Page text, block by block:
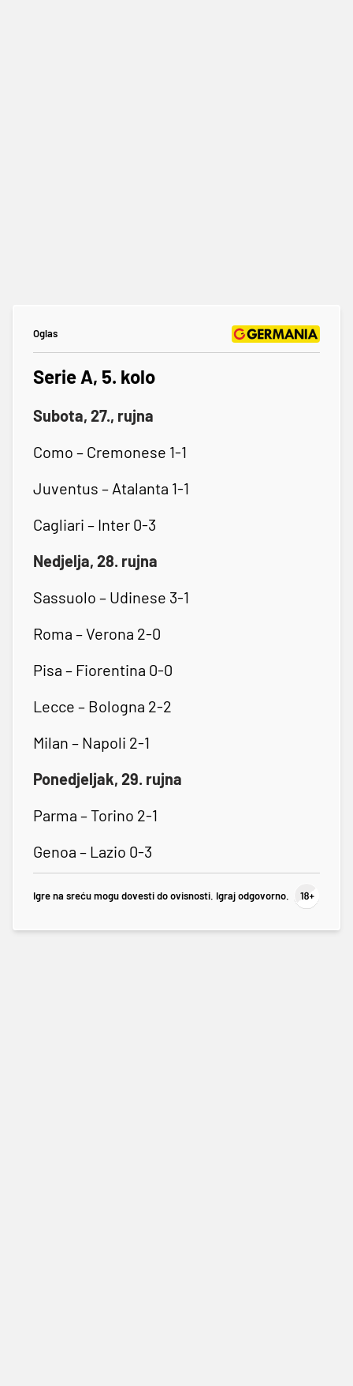
Oglas
Serie A, 5. kolo
Subota, 27., rujna
Como – Cremonese 1-1
Juventus – Atalanta 1-1
Cagliari – Inter 0-3
Nedjelja, 28. rujna
Sassuolo – Udinese 3-1
Roma – Verona 2-0
Pisa – Fiorentina 0-0
Lecce – Bologna 2-2
Milan – Napoli 2-1
Ponedjeljak, 29. rujna
Parma – Torino 2-1
Genoa – Lazio 0-3
Igre na sreću mogu dovesti do ovisnosti. Igraj odgovorno.